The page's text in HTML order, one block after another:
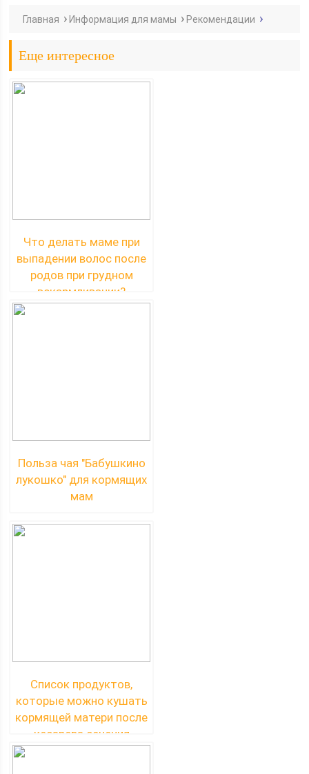
Главная Информация для мамы Рекомендации
Еще интересное
Что делать маме при
выпадении волос после
родов при грудном
вскармливании?
Польза чая "Бабушкино
лукошко" для кормящих
мам
Список продуктов,
которые можно кушать
кормящей матери после
кесарева сечения